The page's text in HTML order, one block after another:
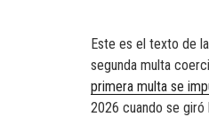
Este es el texto de
segunda multa
primera multa se
2026 cuando se giró